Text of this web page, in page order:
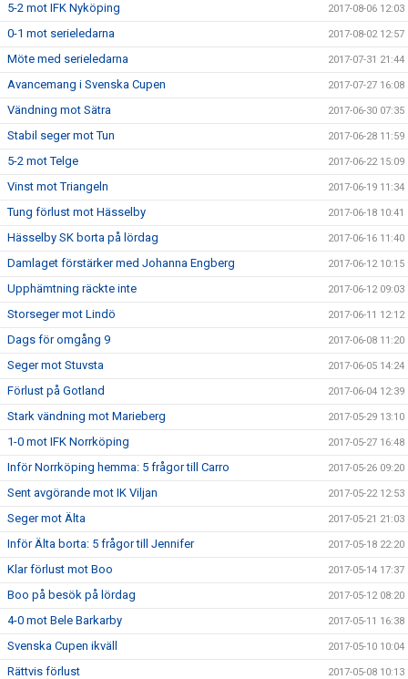
5-2 mot IFK Nyköping 2017-08-06 12:03
0-1 mot serieledarna 2017-08-02 12:57
Möte med serieledarna 2017-07-31 21:44
Avancemang i Svenska Cupen 2017-07-27 16:08
Vändning mot Sätra 2017-06-30 07:35
Stabil seger mot Tun 2017-06-28 11:59
5-2 mot Telge 2017-06-22 15:09
Vinst mot Triangeln 2017-06-19 11:34
Tung förlust mot Hässelby 2017-06-18 10:41
Hässelby SK borta på lördag 2017-06-16 11:40
Damlaget förstärker med Johanna Engberg 2017-06-12 10:15
Upphämtning räckte inte 2017-06-12 09:03
Storseger mot Lindö 2017-06-11 12:12
Dags för omgång 9 2017-06-08 11:20
Seger mot Stuvsta 2017-06-05 14:24
Förlust på Gotland 2017-06-04 12:39
Stark vändning mot Marieberg 2017-05-29 13:10
1-0 mot IFK Norrköping 2017-05-27 16:48
Inför Norrköping hemma: 5 frågor till Carro 2017-05-26 09:20
Sent avgörande mot IK Viljan 2017-05-22 12:53
Seger mot Älta 2017-05-21 21:03
Inför Älta borta: 5 frågor till Jennifer 2017-05-18 22:20
Klar förlust mot Boo 2017-05-14 17:37
Boo på besök på lördag 2017-05-12 08:20
4-0 mot Bele Barkarby 2017-05-11 16:38
Svenska Cupen ikväll 2017-05-10 10:04
Rättvis förlust 2017-05-08 10:13